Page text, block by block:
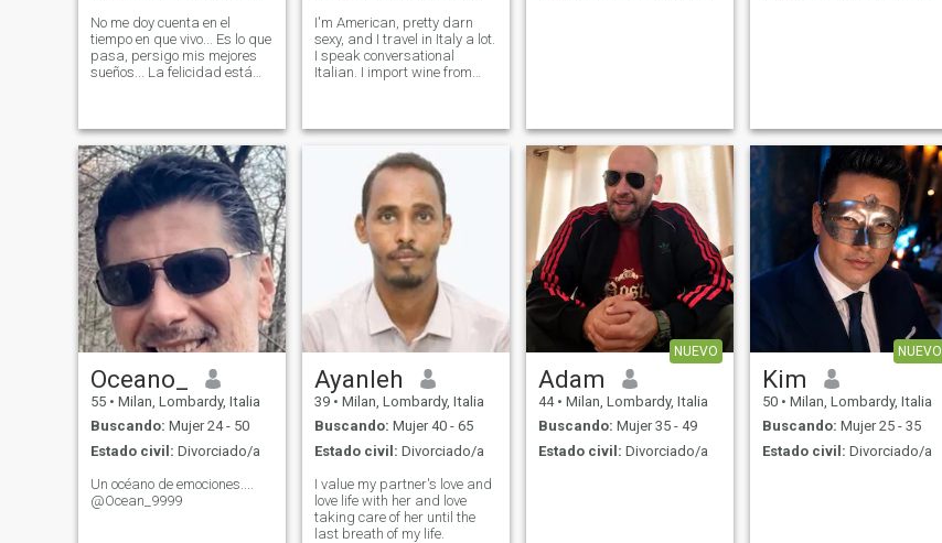
No me doy cuenta en el
tiempo en que vivo... Es lo que
pasa, persigo mis mejores
sueños... La felicidad está
un poema, mirar una foto o
hablar por teléfono para
anular el tiempo y las
distancias y estar con la
persona que amo Nunca es
demasiado tarde para
fijarse un objetivo, para
soñar otro sueño, para no
detenerse en el horizonte,
sino seguir ese infinito.
I'm American, pretty darn
sexy, and I travel in Italy a lot.
I speak conversational
Italian. I import wine from
of passion for life, and for
Oceano_
55 • Milan, Lombardy, Italia
Buscando: Mujer 24 - 50
Estado civil: Divorciado/a
Un océano de emociones....
@Ocean_9999
Ayanleh
39 • Milan, Lombardy, Italia
Buscando: Mujer 40 - 65
Estado civil: Divorciado/a
I value my partner's love and
love life with her and love
taking care of her until the
last breath of my life.
NUEVO
Adam
44 • Milan, Lombardy, Italia
Buscando: Mujer 35 - 49
Estado civil: Divorciado/a
NUEVO
Kim
50 • Milan, Lombardy, Italia
Buscando: Mujer 25 - 35
Estado civil: Divorciado/a